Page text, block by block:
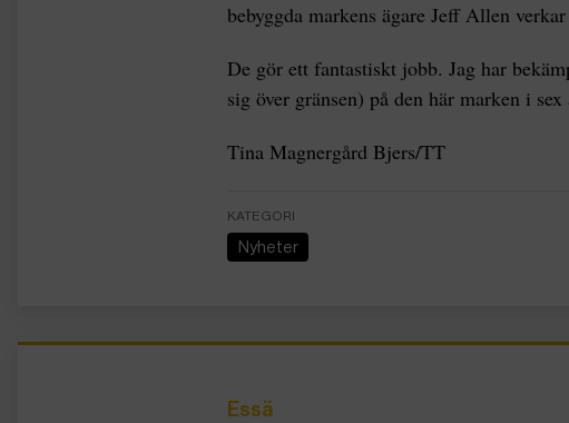
bebyggda markens ägare Jeff Allen
De gör ett fantastiskt jobb. Jag har
sig över gränsen) på den här marken i
Tina Magnergård Bjers/TT
KATEGORI
Nyheter
Essä